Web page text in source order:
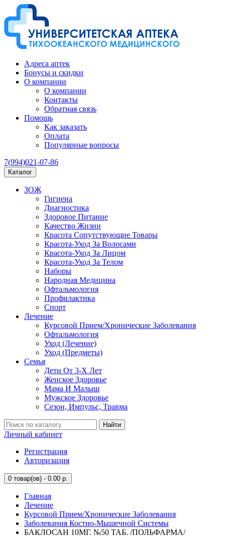
Адреса аптек
Бонусы и скидки
О компании
О компании
Контакты
Обратная связь
Помощь
Как заказать
Оплата
Популярные вопросы
7(994)021-07-86
Каталог
ЗОЖ
Гигиена
Диагностика
Здоровое Питание
Качество Жизни
Красота Сопутствующие Товары
Красота-Уход За Волосами
Красота-Уход За Лицом
Красота-Уход За Телом
Наборы
Народная Медицина
Офтальмология
Профилактика
Спорт
Лечение
Курсовой Прием/Хронические Заболевания
Офтальмология
Уход (Лечение)
Уход (Предметы)
Семья
Дети От 3-Х Лет
Женское Здоровье
Мама И Малыш
Мужское Здоровье
Сезон, Импульс, Травма
Найти
Личный кабинет
Регистрация
Авторизация
0 товар(ов) - 0.00 р.
Главная
Лечение
Курсовой Прием/Хронические Заболевания
Заболевания Костно-Мышечной Системы
БАКЛОСАН 10МГ. №50 ТАБ. /ПОЛЬФАРМА/